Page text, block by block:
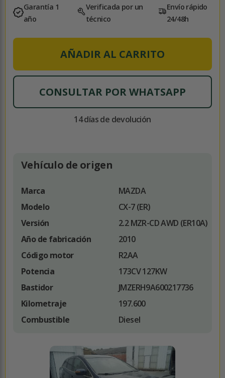
Garantía 1
año
Verificada por un
técnico
Envío rápido
24/48h
AÑADIR AL CARRITO
CONSULTAR POR WHATSAPP
14 días de devolución
Vehículo de origen
Marca
MAZDA
Modelo
CX-7 (ER)
Versión
2.2 MZR-CD AWD (ER10A)
Año de fabricación
2010
Código motor
R2AA
Potencia
173CV 127KW
Bastidor
JMZERH9A600217736
Kilometraje
197.600
Combustible
Diesel